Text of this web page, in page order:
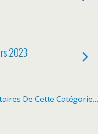
2023
De Cette Catégorie…